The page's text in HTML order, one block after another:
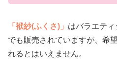
「袱紗(ふくさ)」 はバラエテ
でも販売されていますが、希
れるとはいえません。